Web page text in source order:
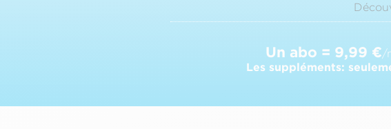
Un abo = 9,99 €/
Les suppléments: